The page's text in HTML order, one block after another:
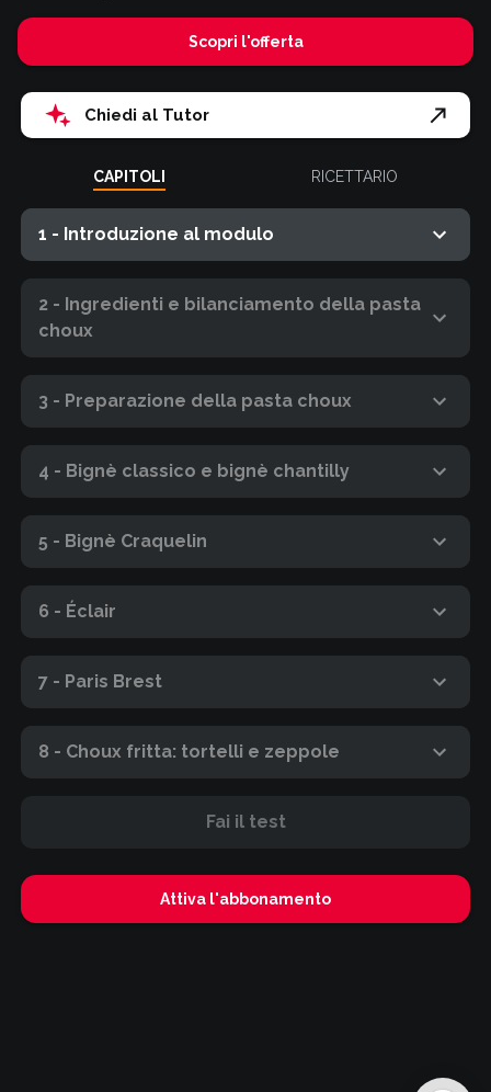
Scopri l'offerta
Chiedi al Tutor
CAPITOLI RICETTARIO
1 - Introduzione al modulo
2 - Ingredienti e bilanciamento della pasta
choux
3 - Preparazione della pasta choux
4 - Bignè classico e bignè chantilly
5 - Bignè Craquelin
6 - Éclair
7 - Paris Brest
8 - Choux fritta: tortelli e zeppole
Fai il test
Attiva l'abbonamento